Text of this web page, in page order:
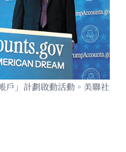
戶」計劃啟動活動。美聯社